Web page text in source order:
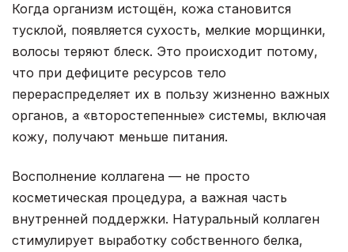
Когда организм истощён, кожа становится
тусклой, появляется сухость, мелкие морщинки,
волосы теряют блеск. Это происходит потому,
что при дефиците ресурсов тело
перераспределяет их в пользу жизненно важных
органов, а «второстепенные» системы, включая
кожу, получают меньше питания.
Восполнение коллагена — не просто
косметическая процедура, а важная часть
внутренней поддержки. Натуральный коллаген
стимулирует выработку собственного белка,